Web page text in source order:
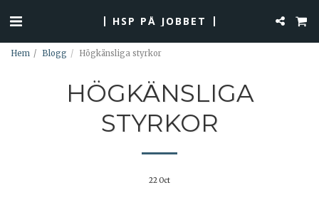
HSP PÅ JOBBET
Hem Blogg Högkänsliga styrkor
HÖGKÄNSLIGA
STYRKOR
22Oct